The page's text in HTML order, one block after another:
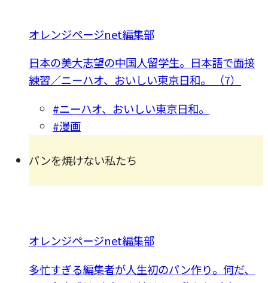
オレンジページnet編集部
日本の美大志望の中国人留学生。日本語で面接
練習／ニーハオ、おいしい東京日和。 （7）
#ニーハオ、おいしい東京日和。
#漫画
パンを焼けない私たち
オレンジページnet編集部
多忙すぎる編集者が人生初のパン作り。何だ、